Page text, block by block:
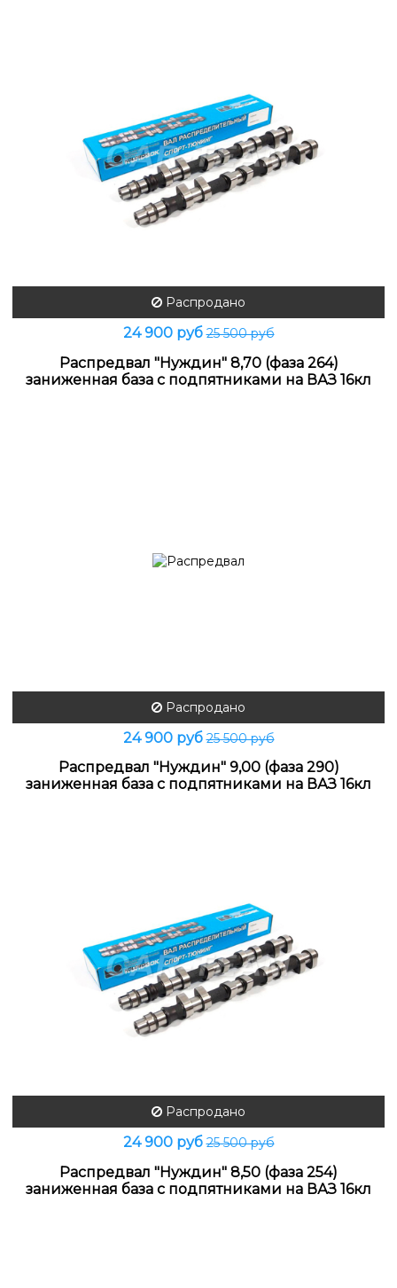
Распродано
24 900 руб25 500 руб
Распредвал "Нуждин" 8,70 (фаза 264)
заниженная база с подпятниками на ВАЗ 16кл
Распродано
24 900 руб25 500 руб
Распредвал "Нуждин" 9,00 (фаза 290)
заниженная база с подпятниками на ВАЗ 16кл
Распродано
24 900 руб25 500 руб
Распредвал "Нуждин" 8,50 (фаза 254)
заниженная база с подпятниками на ВАЗ 16кл